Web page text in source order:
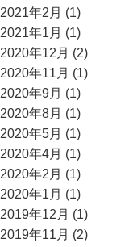
2021年2月 (1)
2021年1月 (1)
2020年12月 (2)
2020年11月 (1)
2020年9月 (1)
2020年8月 (1)
2020年5月 (1)
2020年4月 (1)
2020年2月 (1)
2020年1月 (1)
2019年12月 (1)
2019年11月 (2)